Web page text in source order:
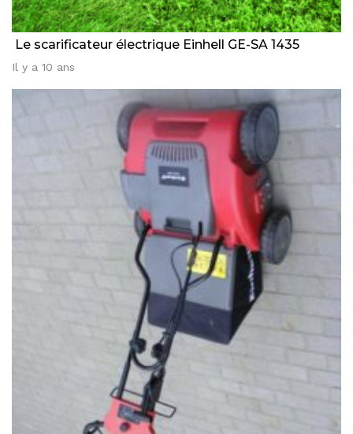
Le scarificateur électrique Einhell GE-SA 1435
Il y a 10 ans